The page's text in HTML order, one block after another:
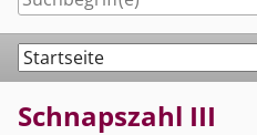
Navigation
Schnapszahl III